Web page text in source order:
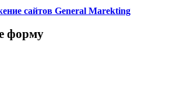
сайтов General Marekting
форму